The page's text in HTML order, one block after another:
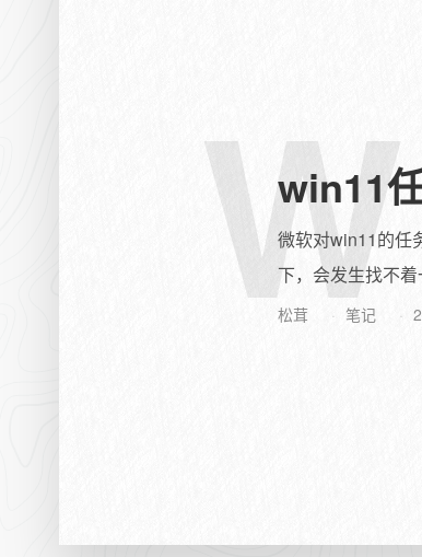
W
win11
微软对win11的任
下，会发生找不
松茸 笔记